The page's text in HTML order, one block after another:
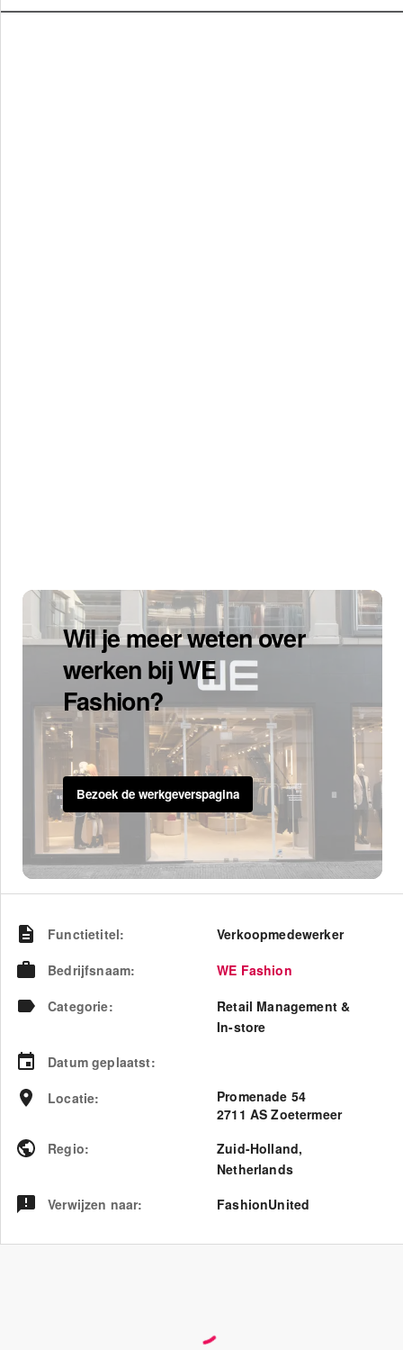
Wil je meer weten over
werken bij WE
Fashion?
Bezoek de werkgeverspagina
Functietitel:
Verkoopmedewerker
Bedrijfsnaam:
WE Fashion
Categorie:
Retail Management &
In-store
Datum geplaatst:
Locatie:
Promenade 54
2711 AS Zoetermeer
Regio: Zuid-Holland,
Netherlands
Verwijzen naar: FashionUnited